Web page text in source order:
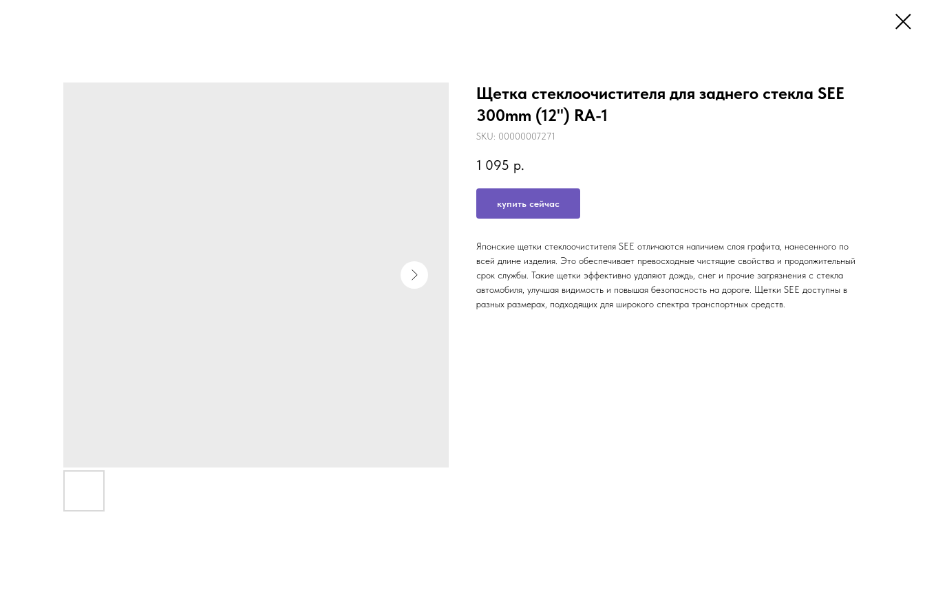
Щетка стеклоочистителя для заднего стекла SEE
300mm (12'') RA-1
SKU: 00000007271
1 095 р.
купить сейчас
Японские щетки стеклоочистителя SEE отличаются наличием слоя графита, нанесенного по
всей длине изделия. Это обеспечивает превосходные чистящие свойства и продолжительный
срок службы. Такие щетки эффективно удаляют дождь, снег и прочие загрязнения с стекла
автомобиля, улучшая видимость и повышая безопасность на дороге. Щетки SEE доступны в
разных размерах, подходящих для широкого спектра транспортных средств.